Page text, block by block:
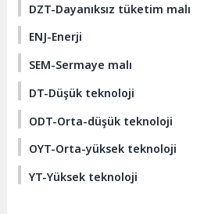
DZT-Dayanıksız tüketim malı
ENJ-Enerji
SEM-Sermaye malı
DT-Düşük teknoloji
ODT-Orta-düşük teknoloji
OYT-Orta-yüksek teknoloji
YT-Yüksek teknoloji